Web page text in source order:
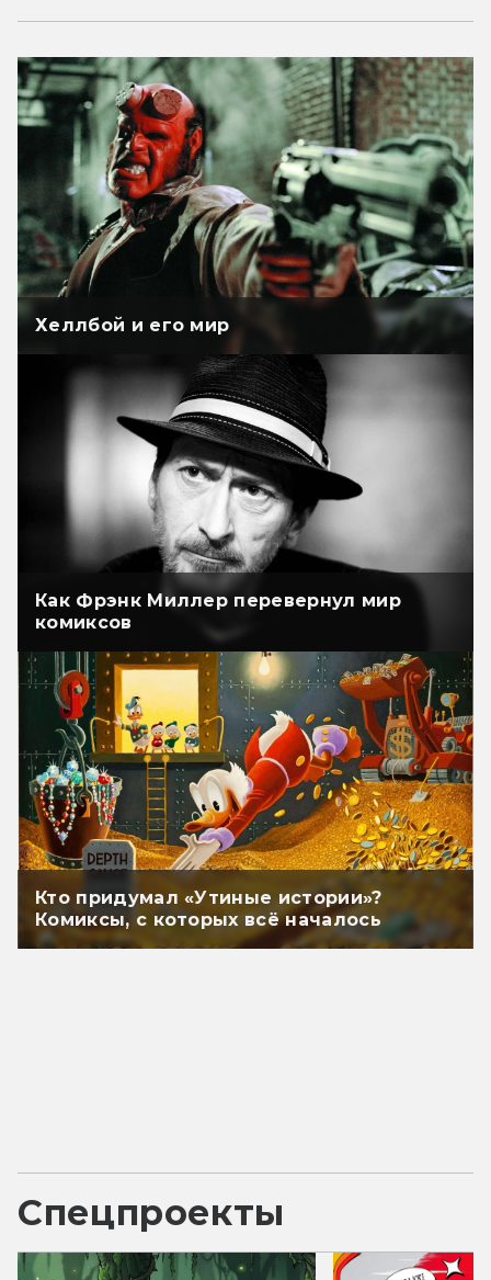
Хеллбой и его мир
Как Фрэнк Миллер перевернул мир
комиксов
Кто придумал «Утиные истории»?
Комиксы, с которых всё началось
Спецпроекты